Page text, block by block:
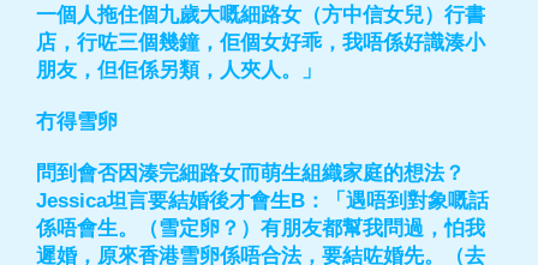
一個人拖住個九歲大嘅細路女（方中信女兒）行書
店，行咗三個幾鐘，佢個女好乖，我唔係好識湊小
朋友，但佢係另類，人夾人。」
冇得雪卵
問到會否因湊完細路女而萌生組織家庭的想法？
Jessica坦言要結婚後才會生B：「遇唔到對象嘅話
係唔會生。（雪定卵？）有朋友都幫我問過，怕我
遲婚，原來香港雪卵係唔合法，要結咗婚先。（去